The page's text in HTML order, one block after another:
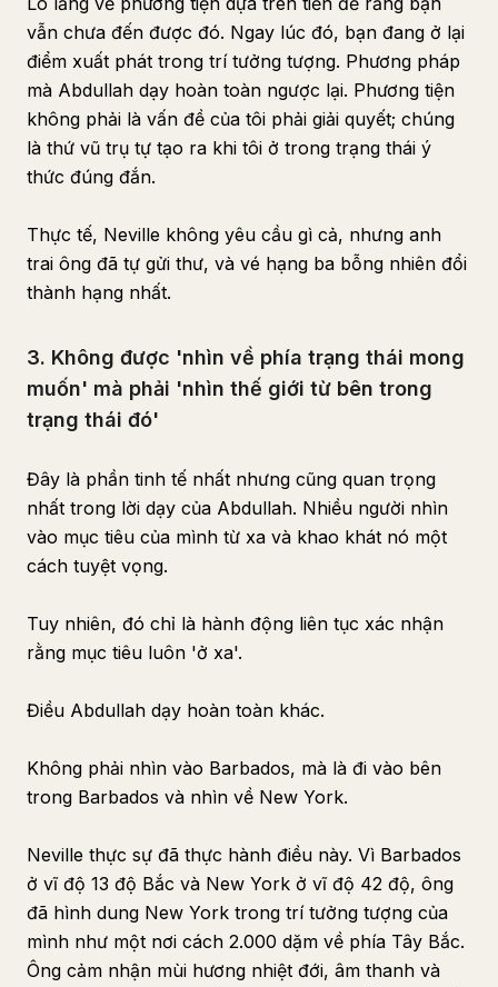
vẫn chưa đến được đó. Ngay lúc đó, bạn đang ở lại
điểm xuất phát trong trí tưởng tượng. Phương pháp
mà Abdullah dạy hoàn toàn ngược lại. Phương tiện
không phải là vấn đề của tôi phải giải quyết; chúng
là thứ vũ trụ tự tạo ra khi tôi ở trong trạng thái ý
thức đúng đắn.
Thực tế, Neville không yêu cầu gì cả, nhưng anh
trai ông đã tự gửi thư, và vé hạng ba bỗng nhiên đổi
thành hạng nhất.
3. Không được 'nhìn về phía trạng thái mong
muốn' mà phải 'nhìn thế giới từ bên trong
trạng thái đó'
Đây là phần tinh tế nhất nhưng cũng quan trọng
nhất trong lời dạy của Abdullah. Nhiều người nhìn
vào mục tiêu của mình từ xa và khao khát nó một
cách tuyệt vọng.
Tuy nhiên, đó chỉ là hành động liên tục xác nhận
rằng mục tiêu luôn 'ở xa'.
Điều Abdullah dạy hoàn toàn khác.
Không phải nhìn vào Barbados, mà là đi vào bên
trong Barbados và nhìn về New York.
Neville thực sự đã thực hành điều này. Vì Barbados
ở vĩ độ 13 độ Bắc và New York ở vĩ độ 42 độ, ông
đã hình dung New York trong trí tưởng tượng của
mình như một nơi cách 2.000 dặm về phía Tây Bắc.
Ông cảm nhận mùi hương nhiệt đới, âm thanh và